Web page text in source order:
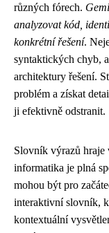
různých fórech.
analyzovat kód,
konkrétní řešení.
syntaktických chyb,
architektury řešení.
problém a získat
ji efektivně odstranit.
Slovník výrazů hraje
informatika je plná
mohou být pro
interaktivní slovník,
kontextuální